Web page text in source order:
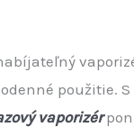
použitie.
vaporizér